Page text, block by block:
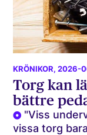
KRÖNIKOR, 2026-
Torg kan
bättre
"Viss
vissa torg